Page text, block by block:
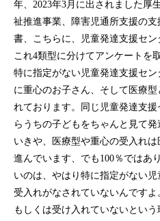
年、2023年3月に出されました厚
祉推進事業、障害児通所支援の
書、こちらに、児童発達支援セン
これ4類型に分けてアンケートを
特に指定がない児童発達支援セ
に重心のお子さん、そして医療
れております。同じ児童発達支
らうちの子どもをちゃんと見て
いきや、医療型や重心の受入れ
進んでいます、でも100％ではあ
いのは、やはり特に指定がない
受入れがなされていないんですよ
もしくは受け入れていないとい